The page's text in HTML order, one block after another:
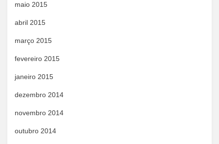
maio 2015
abril 2015
março 2015
fevereiro 2015
janeiro 2015
dezembro 2014
novembro 2014
outubro 2014